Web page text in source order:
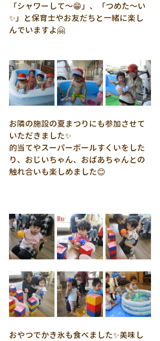
「シャワーして～😁」、「つめた～い
✨」と保育士やお友だちと一緒に楽し
んでいますよ🤗
お隣の施設の夏まつりにも参加させて
いただきました✨
的当てやスーパーボールすくいをした
り、おじいちゃん、おばあちゃんとの
触れ合いも楽しめました😊
おやつでかき氷も食べました✨美味し